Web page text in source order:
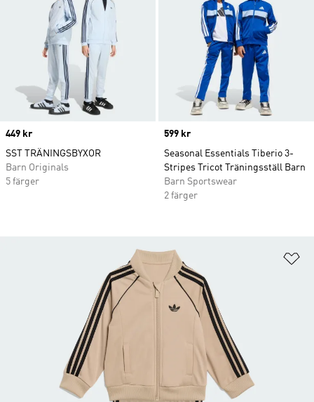
Price
449 kr
SST TRÄNINGSBYXOR
Barn Originals
5 färger
Price
599 kr
Seasonal Essentials Tiberio 3-
Stripes Tricot Träningsställ Barn
Barn Sportswear
2 färger